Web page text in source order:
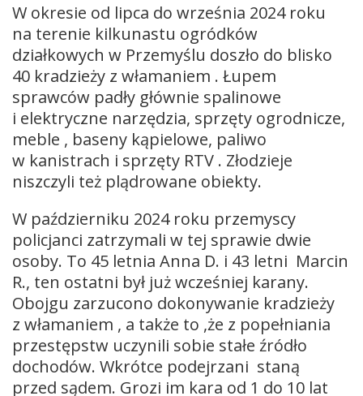
W okresie od lipca do września 2024 roku
na terenie kilkunastu ogródków
działkowych w Przemyślu doszło do blisko
40 kradzieży z włamaniem . Łupem
sprawców padły głównie spalinowe
i elektryczne narzędzia, sprzęty ogrodnicze,
meble , baseny kąpielowe, paliwo
w kanistrach i sprzęty RTV . Złodzieje
niszczyli też plądrowane obiekty.
W październiku 2024 roku przemyscy
policjanci zatrzymali w tej sprawie dwie
osoby. To 45 letnia Anna D. i 43 letni Marcin
R., ten ostatni był już wcześniej karany.
Obojgu zarzucono dokonywanie kradzieży
z włamaniem , a także to ,że z popełniania
przestępstw uczynili sobie stałe źródło
dochodów. Wkrótce podejrzani staną
przed sądem. Grozi im kara od 1 do 10 lat